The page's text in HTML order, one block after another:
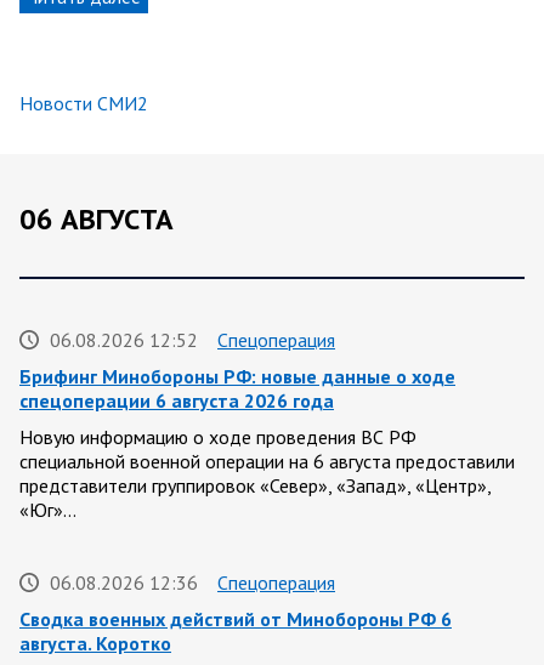
Новости СМИ2
06 АВГУСТА
06.08.2026 12:52
Спецоперация
Брифинг Минобороны РФ: новые данные о ходе
спецоперации 6 августа 2026 года
Новую информацию о ходе проведения ВС РФ
специальной военной операции на 6 августа предоставили
представители группировок «Север», «Запад», «Центр»,
«Юг»…
06.08.2026 12:36
Спецоперация
Сводка военных действий от Минобороны РФ 6
августа. Коротко